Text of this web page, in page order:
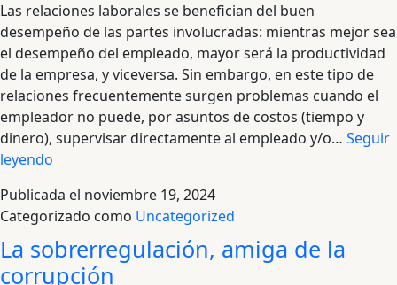
Las relaciones laborales se benefician del buen
desempeño de las partes involucradas: mientras mejor sea
el desempeño del empleado, mayor será la productividad
de la empresa, y viceversa. Sin embargo, en este tipo de
relaciones frecuentemente surgen problemas cuando el
empleador no puede, por asuntos de costos (tiempo y
dinero), supervisar directamente al empleado y/o… Seguir
leyendo
laboral
apropiada
(I):
Publicada el noviembre 19, 2024
Categorizado como Uncategorized
La sobrerregulación, amiga de la
corrupción